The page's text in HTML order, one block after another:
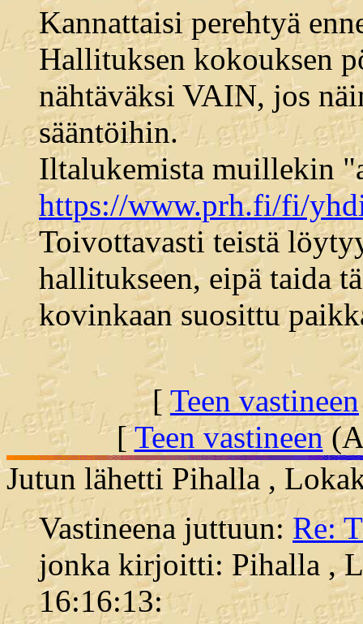
Kannattaisi perehtyä
Hallituksen kokouksen
nähtäväksi VAIN, jos
sääntöihin.
Iltalukemista muillekin
https://www.prh.fi/fi/
Toivottavasti teistä
hallitukseen, eipä taida
kovinkaan suosittu
[Teen vastineen
[Teen vastineen
Jutun lähetti Pihalla ,
Vastineena juttuun: Re:
jonka kirjoitti: Pihalla ,
16:16:13: